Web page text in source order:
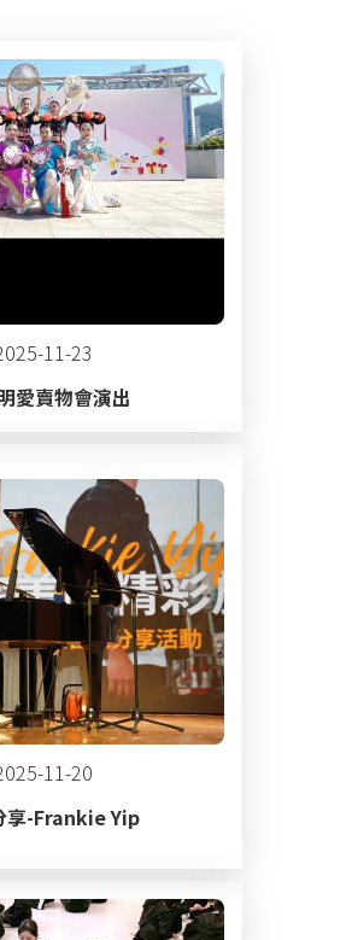
11-23
愛賣物會演出
11-20
享-Frankie Yip